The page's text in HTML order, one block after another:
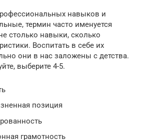
навыков и
термин часто именуется
столько навыки, сколько
Воспитать в себе их
они в нас заложены с детства.
выберите 4-5.
позиция
грамотность